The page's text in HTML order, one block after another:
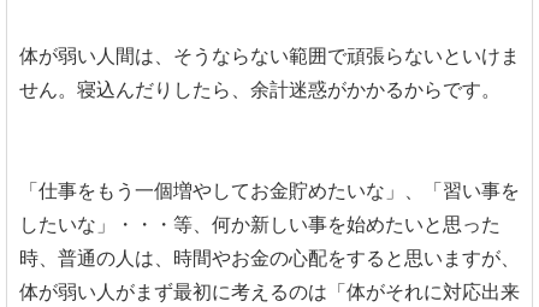
体が弱い人間は、そうならない範囲で頑張らないといけま
せん。寝込んだりしたら、余計迷惑がかかるからです。
「仕事をもう一個増やしてお金貯めたいな」、「習い事を
したいな」・・・等、何か新しい事を始めたいと思った
時、普通の人は、時間やお金の心配をすると思いますが、
体が弱い人がまず最初に考えるのは「体がそれに対応出来